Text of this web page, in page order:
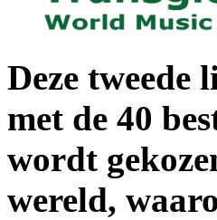
Deze tweede
met de 40
wordt
wereld,